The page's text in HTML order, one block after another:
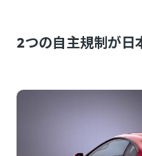
2つの自主規制が日